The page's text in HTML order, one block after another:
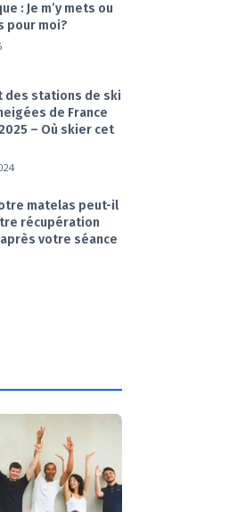
: Je m’y mets ou
pour moi?
des stations de ski
de France
– Où skier cet
matelas peut-il
récupération
votre séance